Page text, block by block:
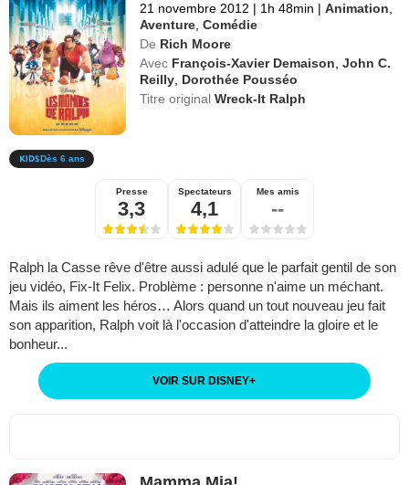
21 novembre 2012 | 1h 48min | Animation
Aventure ,Comédie
De Rich Moore
Avec François-Xavier Demaison ,John C.
Reilly Dorothée Pousséo
Titre originalWreck-It Ralph
Dès 6 ans
Presse
3,3
Spectateurs
4,1
Mes amis
--
Ralph la Casse rêve d'être aussi adulé que le parfait gentil de son
jeu vidéo, Fix-It Felix. Problème : personne n'aime un méchant.
Mais ils aiment les héros… Alors quand un tout nouveau jeu fait
son apparition, Ralph voit là l'occasion d'atteindre la gloire et le
bonheur...
VOIR SUR DISNEY+